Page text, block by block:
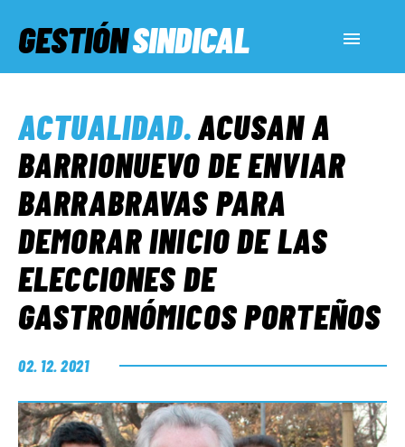
GESTIÓNSINDICAL
SERVICIOS SOCIALES
INFORMES ESPECIALES
FUERA DE MEGÁFONO
ACTUALIDAD.ACUSAN A
BARRIONUEVO DE ENVIAR
BARRABRAVAS PARA
DEMORAR INICIO DE LAS
ELECCIONES DE
GASTRONÓMICOS PORTEÑOS
02. 12. 2021